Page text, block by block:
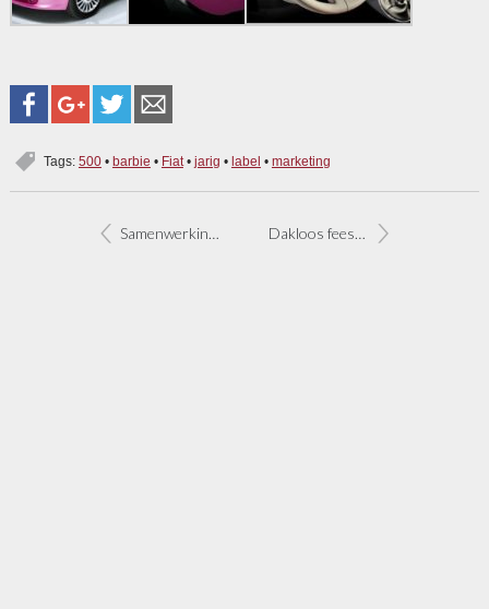
Tags: 500• barbie • Fiat• jarig • label • marketing
Samenwerking Fiat en BMW op losse schroeven Dakloos feestje bij Fiat in Genève